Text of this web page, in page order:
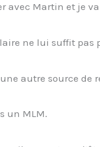
avec Martin et je
ne lui suffit pas
autre source de
un MLM.